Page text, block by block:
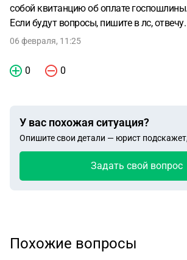
собой квитанцию об оплате госпошлины.
Если будут вопросы, пишите в лс, отвечу.
06 февраля, 11:25
0 0
У вас похожая ситуация?
Опишите свои детали — юрист
Задать свой вопрос
Похожие вопросы